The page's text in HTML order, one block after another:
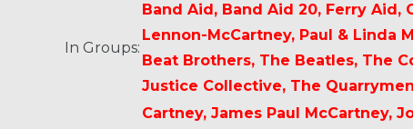
In Groups:
Band Aid, Band Aid 20, Ferry Aid,
Lennon-McCartney, Paul & Linda
Beat Brothers, The Beatles, The
Justice Collective, The
Cartney, James Paul McCartney,